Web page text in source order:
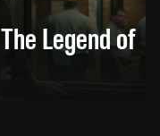
Legend of